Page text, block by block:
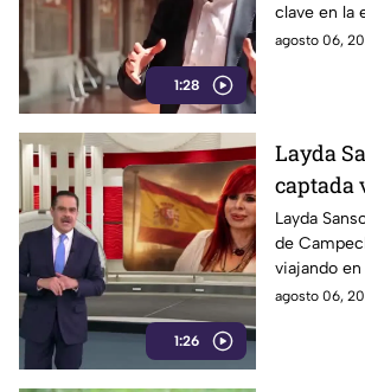
1:28
clave en la
censura
agosto 06,
1:26
Layda
captada
Madrid
Layda
de
viajando
rumbo a
agosto 06,